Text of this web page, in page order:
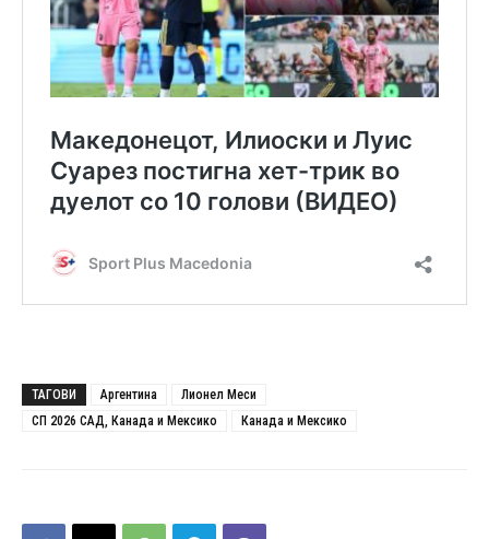
ТАГОВИ Аргентина
Лионел Меси
СП 2026 САД, Канада и Мексико
Канада и Мексико